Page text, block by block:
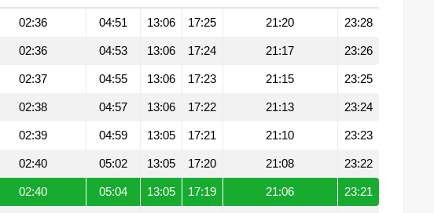
02:36 04:51 13:06 17:25 21:20 23:28
02:36 04:53 13:06 17:24 21:17 23:26
02:37 04:55 13:06 17:23 21:15 23:25
02:38 04:57 13:06 17:22 21:13 23:24
02:39 04:59 13:05 17:21 21:10 23:23
02:40 05:02 13:05 17:20 21:08 23:22
02:40 05:04 13:05 17:19 21:06 23:21